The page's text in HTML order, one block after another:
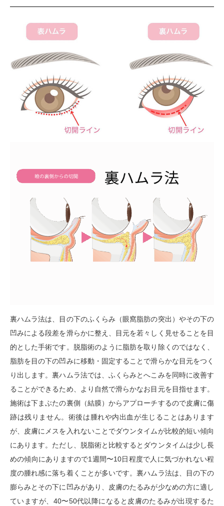
裏ハムラ法は、目の下のふくらみ（眼窩脂肪の突出）やその下の
凹みによる段差を滑らかに整え、目元を若々しく見せることを目
的とした手術です。脱脂術のように脂肪を取り除くのではなく、
脂肪を目の下の凹みに移動・固定することで滑らかな目元をつく
り出します。裏ハムラ法では、ふくらみとへこみを同時に改善す
ることができるため、より自然で滑らかなお目元を目指せます。
施術は下まぶたの裏側（結膜）からアプローチするので皮膚に傷
跡は残りません。術後は腫れや内出血が生じることはあります
が、皮膚にメスを入れないことでダウンタイムが比較的短い傾向
にあります。ただし、脱脂術と比較するとダウンタイムは少し長
めの傾向にありますので1週間〜10日程度で人に気づかれない程
度の腫れ感に落ち着くことが多いです。裏ハムラ法は、目の下の
膨らみとその下に凹みがあり、皮膚のたるみが少なめの方に適し
ていますが、40〜50代以降になると皮膚のたるみが出現するた